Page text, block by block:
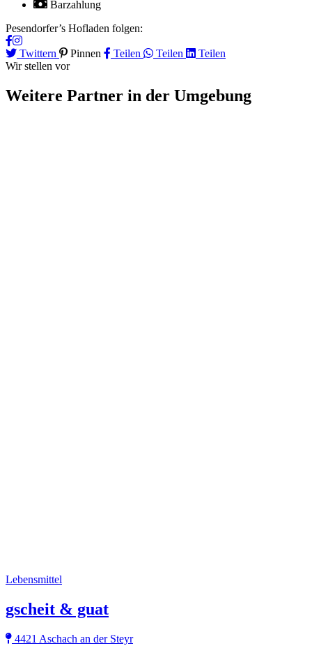
Barzahlung
Pesendorfer’s Hofladen folgen:
Twittern Pinnen Teilen Teilen
Teilen
Wir stellen vor
Weitere Partner in der Umgebung
Lebensmittel
gscheit & guat
4421 Aschach an der Steyr